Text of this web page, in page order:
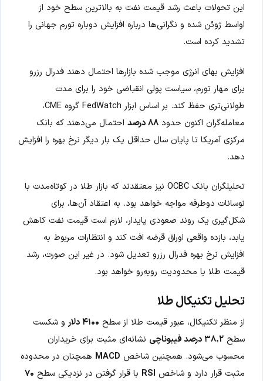
این تحولات باعث رشد قیمت نفت به بالاترین سطح خود از
اواسط ژوئن شده و نگرانی‌ها درباره افزایش دوباره تورم جهانی را
تشدید کرده است.
افزایش بهای انرژی موجب شده بازارها احتمال دهند فدرال رزرو
برای مهار تورم، سیاست پولی انقباضی خود را برای مدت
طولانی‌تری حفظ کند. بر اساس ابزار FedWatch گروه CME،
معامله‌گران اکنون حدود ۸۸ درصد
احتمال می‌دهند که بانک
مرکزی آمریکا تا پایان سال حداقل یک بار دیگر نرخ بهره را افزایش
دهد.
تحلیلگران بانک OCBC نیز معتقدند که بازار طلا در کوتاه‌مدت با
نوسانات دوطرفه مواجه خواهد بود. به اعتقاد آن‌ها، برای
شکل‌گیری یک روند صعودی پایدار، لازم است قیمت نفت کاهش
یابد، بازده واقعی اوراق قرضه افت کند و انتظارات مربوط به
افزایش نرخ بهره فدرال رزرو تعدیل شود. در غیر این صورت، رشد
قیمت طلا با محدودیت روبه‌رو خواهد بود.
تحلیل تکنیکال طلا
از منظر تکنیکال، عبور قیمت طلا از سطح ۴۱۰۰ دلار
و شکست
سطح ۳۸.۲ درصد فیبوناچی
نشانه‌ای مثبت برای خریداران
محسوب می‌شود. همچنین شاخص MACD همچنان در محدوده
مثبت قرار دارد و شاخص RSI با قرار گرفتن در نزدیکی سطح ۷۰